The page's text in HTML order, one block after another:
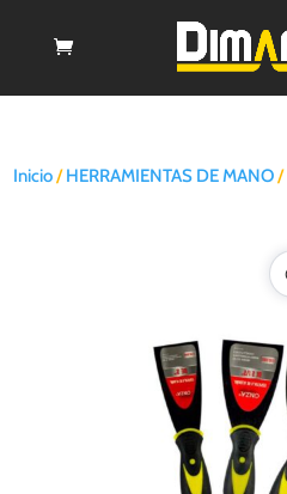
Inicio/HERRAMIENTAS DE MANO/